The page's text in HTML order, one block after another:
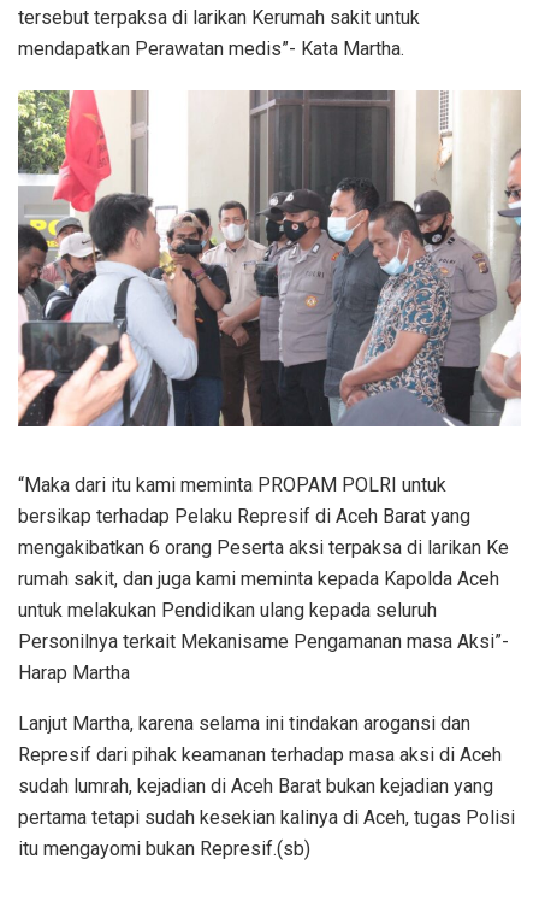
tersebut terpaksa di larikan Kerumah sakit untuk
mendapatkan Perawatan medis”- Kata Martha.
“Maka dari itu kami meminta PROPAM POLRI untuk
bersikap terhadap Pelaku Represif di Aceh Barat yang
mengakibatkan 6 orang Peserta aksi terpaksa di larikan Ke
rumah sakit, dan juga kami meminta kepada Kapolda Aceh
untuk melakukan Pendidikan ulang kepada seluruh
Personilnya terkait Mekanisame Pengamanan masa Aksi”-
Harap Martha
Lanjut Martha, karena selama ini tindakan arogansi dan
Represif dari pihak keamanan terhadap masa aksi di Aceh
sudah lumrah, kejadian di Aceh Barat bukan kejadian yang
pertama tetapi sudah kesekian kalinya di Aceh, tugas Polisi
itu mengayomi bukan Represif.(sb)